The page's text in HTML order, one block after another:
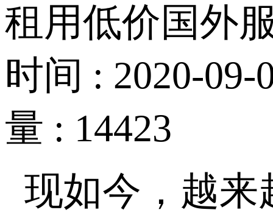
租用低价国外
时间 : 2020-09-
量 : 14423
现如今，越来